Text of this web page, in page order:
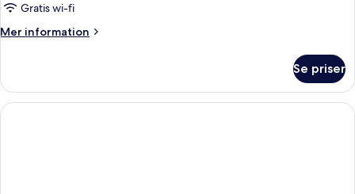
Gratis wi-fi
Mer information
Mer
Se priser